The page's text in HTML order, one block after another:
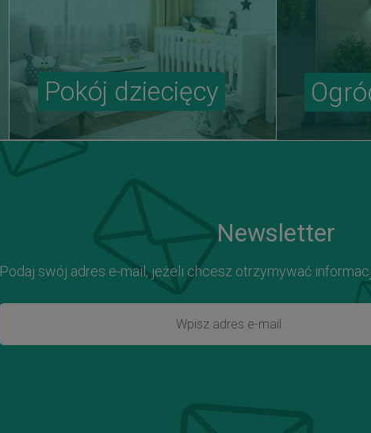
Pokój dziecięcy
Newsletter
Podaj swój adres e-mail, jeżeli chcesz otrzymywać